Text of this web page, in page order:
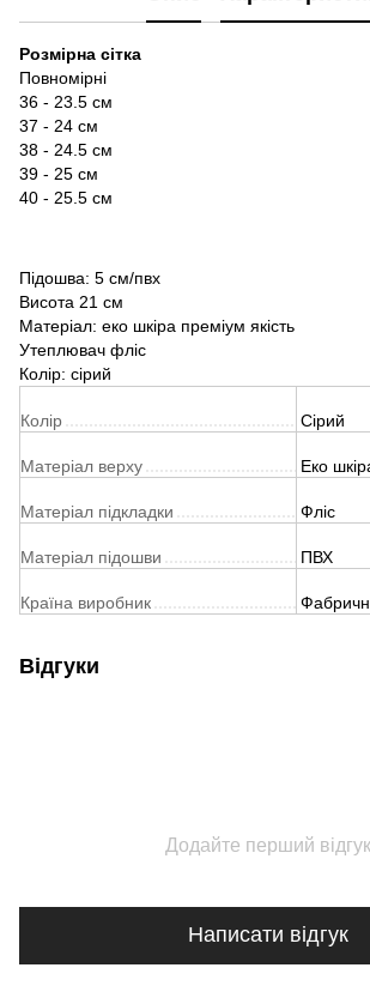
Розмірна сітка
Повномірні
36 - 23.5 см
37 - 24 см
38 - 24.5 см
39 - 25 см
40 - 25.5 см
Підошва: 5 см/пвх
Висота 21 см
Матеріал: еко шкіра преміум якість
Утеплювач фліс
Колір: сірий
Колір Сірий
Матеріал верху Еко
Матеріал підкладки Фліс
Матеріал підошви ПВХ
Країна виробник
Відгуки
Додайте перший відгук
Написати відгук